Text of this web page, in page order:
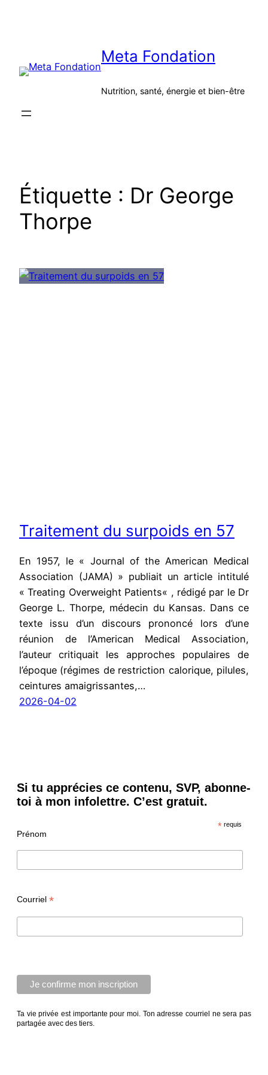
Meta Fondation
Nutrition, santé, énergie et bien-être
Étiquette : Dr George
Thorpe
Traitement du surpoids en 57
En 1957, le « Journal of the American Medical
Association (JAMA) » publiait un article intitulé
« Treating Overweight Patients« , rédigé par le Dr
George L. Thorpe, médecin du Kansas. Dans ce
texte issu d’un discours prononcé lors d’une
réunion de l’American Medical Association,
l’auteur critiquait les approches populaires de
l’époque (régimes de restriction calorique, pilules,
ceintures amaigrissantes,…
2026-04-02
Si tu apprécies ce contenu, SVP, abonne-
toi à mon infolettre. C’est gratuit.
* requis
Prénom
Courriel *
Ta vie privée est importante pour moi. Ton adresse courriel ne sera pas
partagée avec des tiers.